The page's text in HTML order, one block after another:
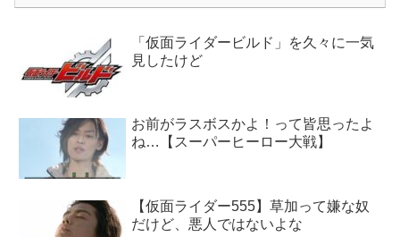
「仮面ライダービルド」を久々に一気
見したけど
お前がラスボスかよ！って皆思ったよ
ね…【スーパーヒーロー大戦】
【仮面ライダー555】草加って嫌な奴
だけど、悪人ではないよな